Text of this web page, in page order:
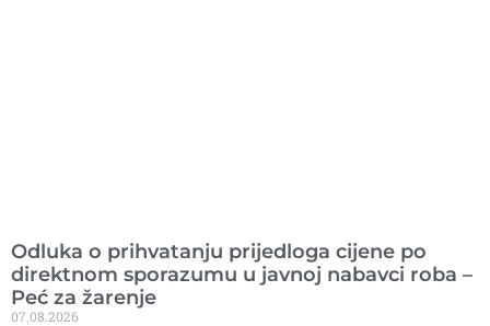
Odluka o prihvatanju prijedloga cijene po
direktnom sporazumu u javnoj nabavci roba –
Peć za žarenje
07.08.2026